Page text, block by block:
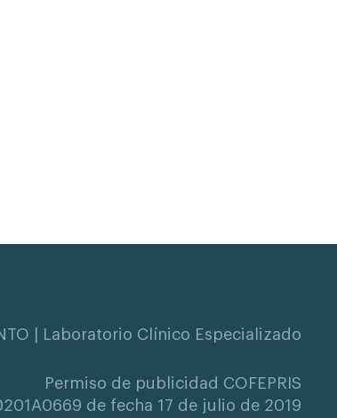
| Laboratorio Clínico Especializado
Permiso de publicidad COFEPRIS
de fecha 17 de julio de 2019